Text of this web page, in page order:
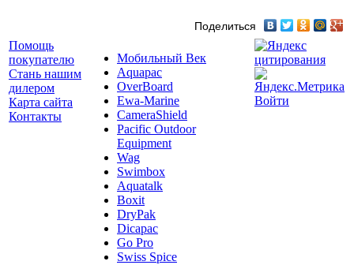
Поделиться
Помощь
покупателю
Стань нашим
дилером
Карта сайта
Контакты
Мобильный Век
Aquapac
OverBoard
Ewa-Marine
CameraShield
Pacific Outdoor
Equipment
Wag
Swimbox
Aquatalk
Boxit
DryPak
Dicapac
Go Pro
Swiss Spice
Войти